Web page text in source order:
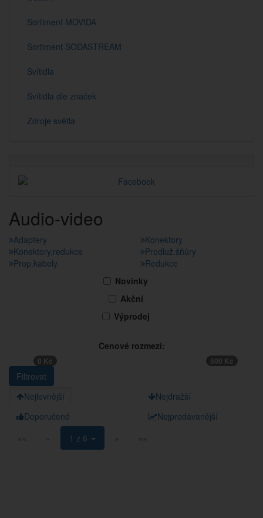
Sortiment MOVIDA
Sortiment SODASTREAM
Svítidla
Svítidla dle značek
Zdroje světla
Audio-video
Adaptery
Konektory
Konektory,redukce
Prodluž.šňůry
Prop.kabely
Redukce
Novinky
Akční
Výprodej
Cenové rozmezí:
0 Kč 500 Kč
Nejlevnější
Nejdražší
Doporučené
Nejprodávanější
««
« 1 z 6 » »»